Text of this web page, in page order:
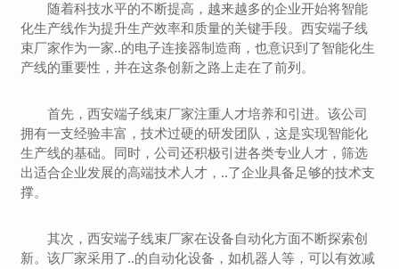
随着科技水平的不断提高，越来越多的企业开始将智能
化生产线作为提升生产效率和质量的关键手段。西安端子线
束厂家作为一家..的电子连接器制造商，也意识到了智能化生
产线的重要性，并在这条创新之路上走在了前列。
首先，西安端子线束厂家注重人才培养和引进。该公司
拥有一支经验丰富，技术过硬的研发团队，这是实现智能化
生产线的基础。同时，公司还积极引进各类专业人才，筛选
出适合企业发展的高端技术人才，..了企业具备足够的技术支
撑。
其次，西安端子线束厂家在设备自动化方面不断探索创
新。该厂家采用了..的自动化设备，如机器人等，可以有效减